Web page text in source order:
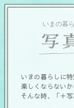
いまの暮らしに
楽しくならないか
そんな時、「＋